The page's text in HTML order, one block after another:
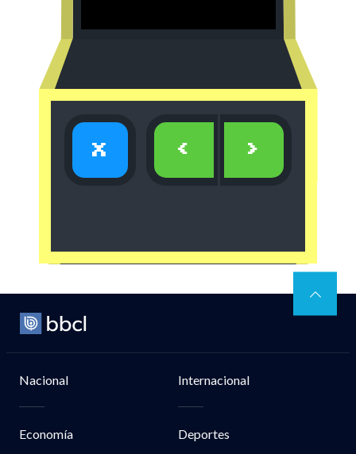
x < >
Nacional Internacional
Economía Deportes